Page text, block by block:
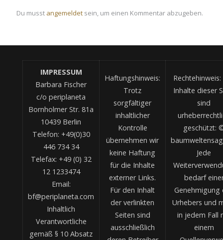
Du musst angemeldet sein, um einen Kommentar abzugeben.
IMPRESSUM
Barbara Fischer
c/o periplaneta
Bornholmer Str. 81a
10439 Berlin
Telefon: +49(0)30
446 734 34
Telefax: +49 (0) 32
12 1233474
Email:
bf@periplaneta.com
Inhaltlich
Verantwortliche
gemäß § 10 Absatz
Haftungshinweis:
Trotz
sorgfältiger
inhaltlicher
Kontrolle
übernehmen wir
keine Haftung
für die Inhalte
externer Links.
Für den Inhalt
der verlinkten
Seiten sind
ausschließlich
Rechtehinweis:
Inhalte dieser
sind
geschützt:
Jede
bedarf
Genehmigung
Urhebers und
in jedem Fall
einem